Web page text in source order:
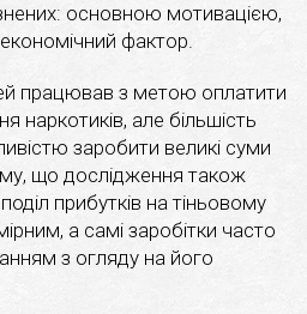
основною мотивацією,
фактор.
працював з метою оплатити
наркотиків, але більшість
заробити великі суми
що дослідження також
прибутків на тіньовому
а самі заробітки часто
з огляду на його